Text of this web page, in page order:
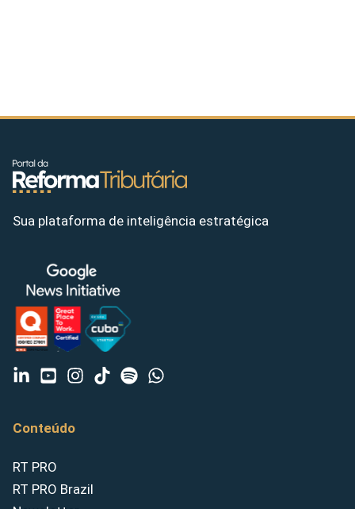
Sua plataforma de inteligência estratégica
Conteúdo
RT PRO
RT PRO Brazil